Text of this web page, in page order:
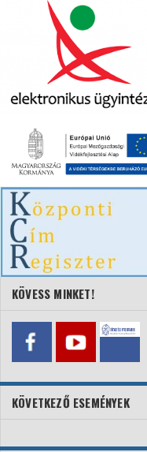
KÖVESS MINKET!
KÖVETKEZŐ ESEMÉNYEK